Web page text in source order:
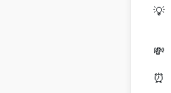
💡
💸
⏰